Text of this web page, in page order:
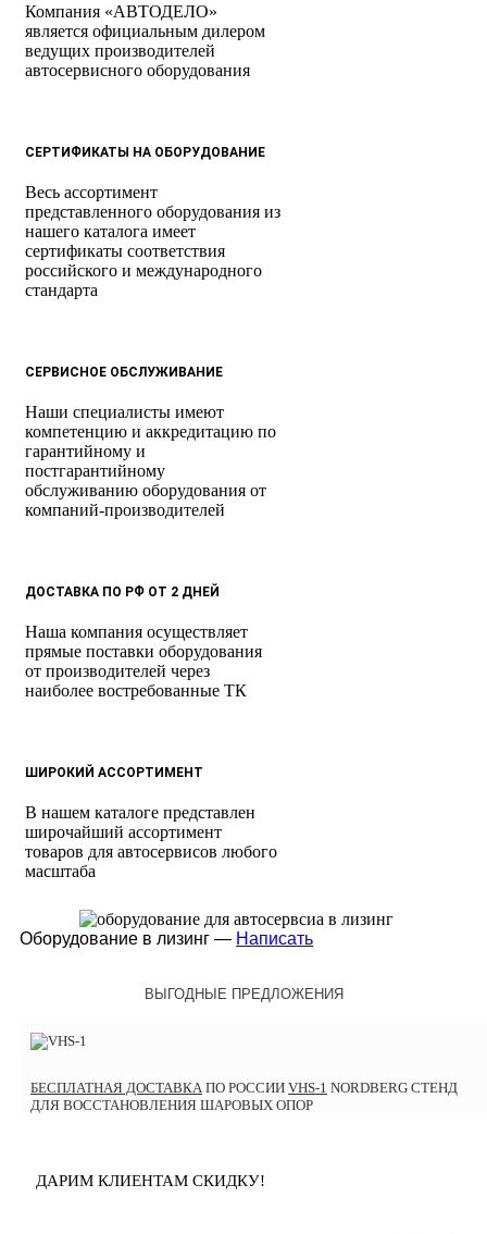
Компания «АВТОДЕЛО»
является официальным дилером
ведущих производителей
автосервисного оборудования
СЕРТИФИКАТЫ НА ОБОРУДОВАНИЕ
Весь ассортимент
представленного оборудования из
нашего каталога имеет
сертификаты соответствия
российского и международного
стандарта
СЕРВИСНОЕ ОБСЛУЖИВАНИЕ
Наши специалисты имеют
компетенцию и аккредитацию по
гарантийному и
постгарантийному
обслуживанию оборудования от
компаний-производителей
ДОСТАВКА ПО РФ ОТ 2 ДНЕЙ
Наша компания осуществляет
прямые поставки оборудования
от производителей через
наиболее востребованные ТК
ШИРОКИЙ АССОРТИМЕНТ
В нашем каталоге представлен
широчайший ассортимент
товаров для автосервисов любого
масштаба
Оборудование в лизинг — Написать
ВЫГОДНЫЕ ПРЕДЛОЖЕНИЯ
БЕСПЛАТНАЯ ДОСТАВКА ПО РОССИИ VHS-1 NORDBERG СТЕНД
ДЛЯ ВОССТАНОВЛЕНИЯ ШАРОВЫХ ОПОР
ДАРИМ КЛИЕНТАМ СКИДКУ!